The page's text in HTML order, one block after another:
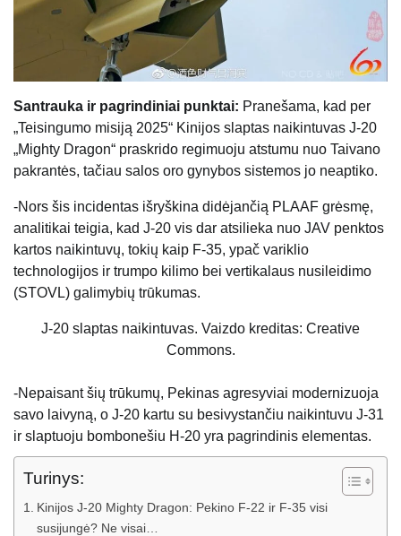
Santrauka ir pagrindiniai punktai: Pranešama, kad per
„Teisingumo misiją 2025“ Kinijos slaptas naikintuvas J-20
„Mighty Dragon“ praskrido regimuoju atstumu nuo Taivano
pakrantės, tačiau salos oro gynybos sistemos jo neaptiko.
-Nors šis incidentas išryškina didėjančią PLAAF grėsmę,
analitikai teigia, kad J-20 vis dar atsilieka nuo JAV penktos
kartos naikintuvų, tokių kaip F-35, ypač variklio
technologijos ir trumpo kilimo bei vertikalaus nusileidimo
(STOVL) galimybių trūkumas.
J-20 slaptas naikintuvas. Vaizdo kreditas: Creative
Commons.
-Nepaisant šių trūkumų, Pekinas agresyviai modernizuoja
savo laivyną, o J-20 kartu su besivystančiu naikintuvu J-31
ir slaptuoju bombonešiu H-20 yra pagrindinis elementas.
Turinys:
Kinijos J-20 Mighty Dragon: Pekino F-22 ir F-35 visi
susijungė? Ne visai…